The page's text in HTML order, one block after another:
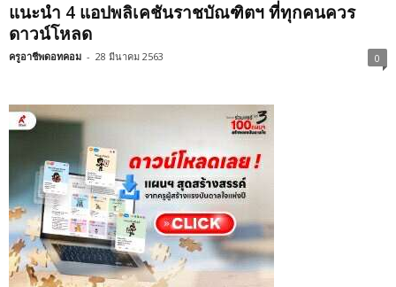
แนะนำ 4 แอปพลิเคชันราชบัณฑิตฯ ที่ทุกคนควร
ดาวน์โหลด
ครูอาชีพดอทคอม - 28 มีนาคม 2563 0